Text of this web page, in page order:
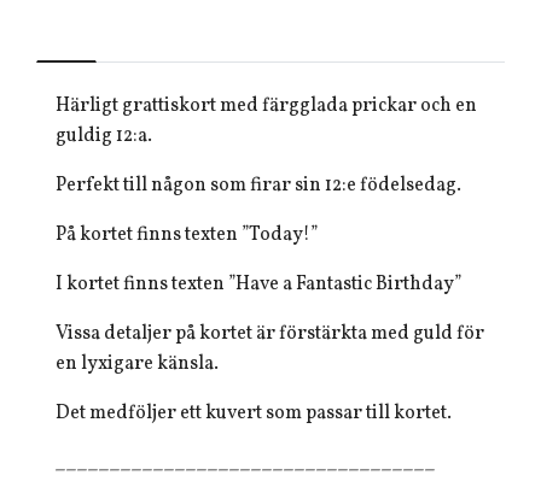
Härligt grattiskort med färgglada prickar och en
guldig 12:a.
Perfekt till någon som firar sin 12:e födelsedag.
På kortet finns texten ”Today!”
I kortet finns texten ”Have a Fantastic Birthday”
Vissa detaljer på kortet är förstärkta med guld för
en lyxigare känsla.
Det medföljer ett kuvert som passar till kortet.
___________________________________